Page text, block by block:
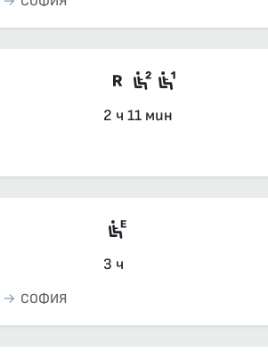
Във влака има
СедящиСедящи
2 ч 11 мин
3 ч
СОФИЯ